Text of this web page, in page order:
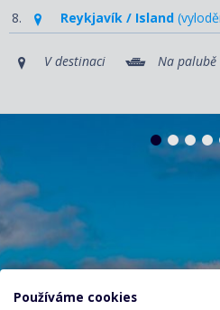
8.
Reykjavík / Island
V destinaci Na palubě
Používáme cookies